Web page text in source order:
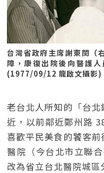
台灣省政府主席謝東閔（
障，康復出院後向醫護
(1977/09/12 龍啟文攝影)
老台北人所知的「台
近，以前鄰近鄭州路
喜歡平民美食的饕客
醫院（今台北市立聯
改為省立台北醫院城區